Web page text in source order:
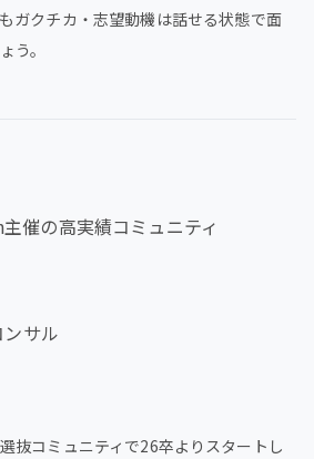
ガクチカ・志望動機は話せる状態で面
う。
催の高実績コミュニティ
サル
抜コミュニティで26卒よりスタートし